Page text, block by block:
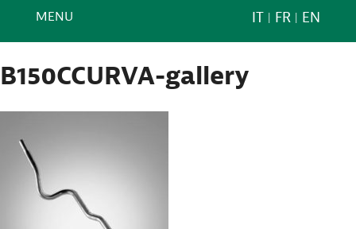
IT FR EN
MENU
B150CCURVA-gallery